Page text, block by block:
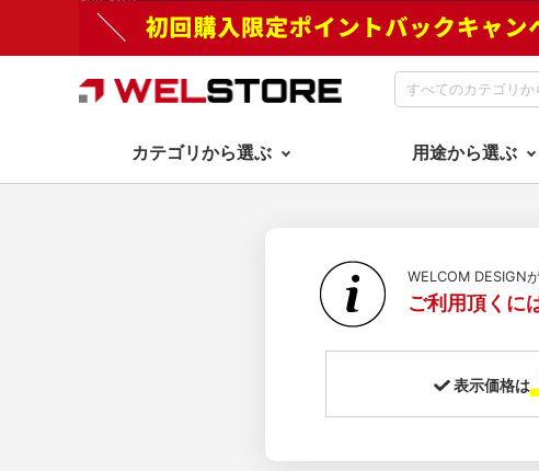
カテゴリから選ぶ 用途から選ぶ
WELCOM DESIGN
ご利用頂くに
表示価格は